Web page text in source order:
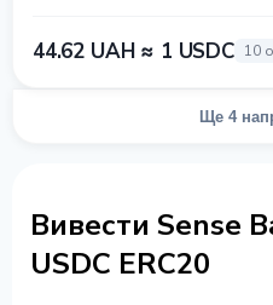
44.62 UAH ≈ 1 USDC 10
Ще 4
Вивести Sense
USDC ERC20